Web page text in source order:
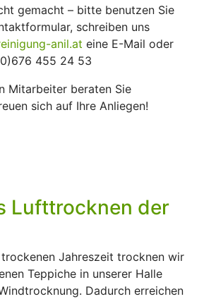
gemacht – bitte benutzen Sie
schreiben uns
anil.at eine E-Mail oder
455 24 53
Mitarbeiter beraten Sie
sich auf Ihre Anliegen!
Lufttrocknen der
Jahreszeit trocknen wir
Teppiche in unserer Halle
Dadurch erreichen